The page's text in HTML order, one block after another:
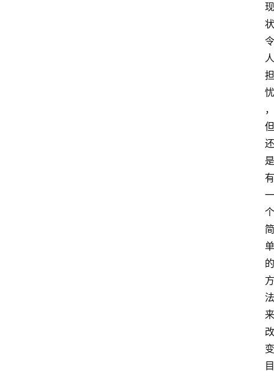
现
状
令
人
担
忧
，
但
还
是
有
一
个
简
单
的
方
法
来
改
变
目